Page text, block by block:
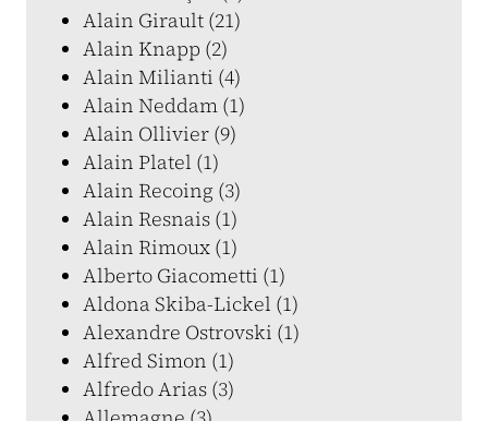
Alain Girault (21)
Alain Knapp (2)
Alain Milianti (4)
Alain Neddam (1)
Alain Ollivier (9)
Alain Platel (1)
Alain Recoing (3)
Alain Resnais (1)
Alain Rimoux (1)
Alberto Giacometti (1)
Aldona Skiba-Lickel (1)
Alexandre Ostrovski (1)
Alfred Simon (1)
Alfredo Arias (3)